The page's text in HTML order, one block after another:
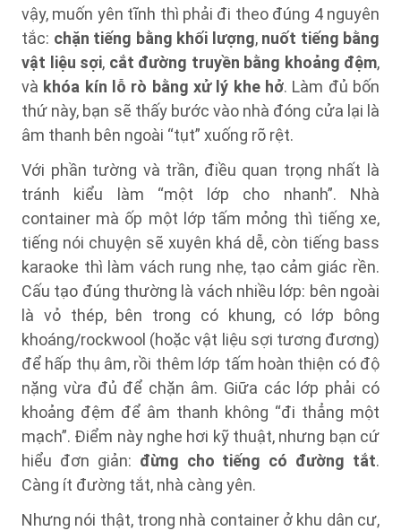
vậy, muốn yên tĩnh thì phải đi theo đúng 4 nguyên
tắc: chặn tiếng bằng khối lượng, nuốt tiếng bằng
vật liệu sợi, cắt đường truyền bằng khoảng đệm,
và khóa kín lỗ rò bằng xử lý khe hở. Làm đủ bốn
thứ này, bạn sẽ thấy bước vào nhà đóng cửa lại là
âm thanh bên ngoài “tụt” xuống rõ rệt.
Với phần tường và trần, điều quan trọng nhất là
tránh kiểu làm “một lớp cho nhanh”. Nhà
container mà ốp một lớp tấm mỏng thì tiếng xe,
tiếng nói chuyện sẽ xuyên khá dễ, còn tiếng bass
karaoke thì làm vách rung nhẹ, tạo cảm giác rền.
Cấu tạo đúng thường là vách nhiều lớp: bên ngoài
là vỏ thép, bên trong có khung, có lớp bông
khoáng/rockwool (hoặc vật liệu sợi tương đương)
để hấp thụ âm, rồi thêm lớp tấm hoàn thiện có độ
nặng vừa đủ để chặn âm. Giữa các lớp phải có
khoảng đệm để âm thanh không “đi thẳng một
mạch”. Điểm này nghe hơi kỹ thuật, nhưng bạn cứ
hiểu đơn giản: đừng cho tiếng có đường tắt.
Càng ít đường tắt, nhà càng yên.
Nhưng nói thật, trong nhà container ở khu dân cư,